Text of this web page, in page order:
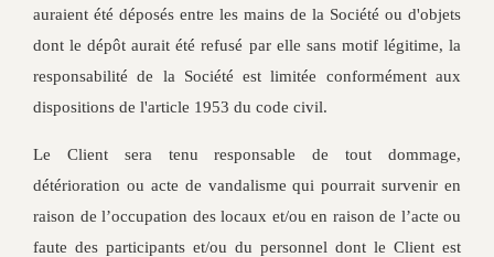
auraient été déposés entre les mains de la Société ou d'objets
dont le dépôt aurait été refusé par elle sans motif légitime, la
responsabilité de la Société est limitée conformément aux
dispositions de l'article 1953 du code civil.
Le Client sera tenu responsable de tout dommage,
détérioration ou acte de vandalisme qui pourrait survenir en
raison de l’occupation des locaux et/ou en raison de l’acte ou
faute des participants et/ou du personnel dont le Client est